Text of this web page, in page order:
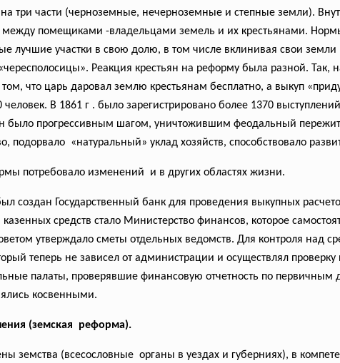
три части (черноземные, нечерноземные и степные земли).
между помещиками -владельцами земель и их крестьянами.
лучшие участки в свою долю, в том числе вклинивая свои земли
Реакция крестьян на реформу была разной. Так,
том, что царь даровал землю крестьянам бесплатно, а выкуп
В 1861 г . было зарегистрировано более 1370
было прогрессивным шагом, уничтожившим феодальный
подорвало «натуральный» уклад хозяйств, способствовало
потребовало изменений и в других областях жизни.
создан Государственный банк для проведения выкупных
средств стало Министерство финансов, которое
утверждало сметы отдельных ведомств. Для контроля над
теперь не зависел от администрации и осуществлял
палаты, проверявшие финансовую отчетность по первичным
косвенными.
(земская реформа).
земства (всесословные органы в уездах и губерниях), в